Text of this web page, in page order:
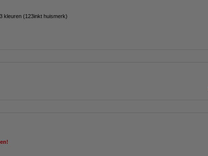
kleuren (123inkt huismerk)